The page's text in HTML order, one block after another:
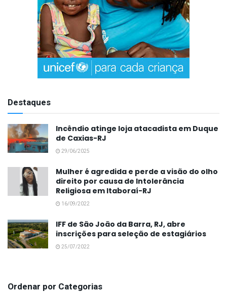
Destaques
Incêndio atinge loja atacadista em Duque
de Caxias-RJ
29/06/2025
Mulher é agredida e perde a visão do olho
direito por causa de Intolerância
Religiosa em Itaboraí-RJ
16/09/2022
IFF de São João da Barra, RJ, abre
inscrições para seleção de estagiários
25/07/2022
Ordenar por Categorias